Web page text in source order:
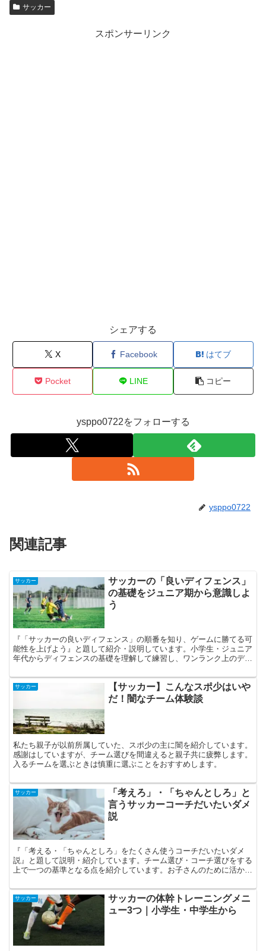
サッカー
スポンサーリンク
シェアする
X Facebook はてブ
Pocket LINE コピー
ysppo0722をフォローする
ysppo0722
関連記事
サッカー
サッカーの「良いディフェンス」
の基礎をジュニア期から意識しよ
う
『「サッカーの良いディフェンス」の順番を知り、ゲームに勝てる可
能性を上げよう』と題して紹介・説明しています。小学生・ジュニア
年代からディフェンスの基礎を理解して練習し、ワンランク上のディ
サッカー
【サッカー】こんなスポ少はいや
だ！闇なチーム体験談
私たち親子が以前所属していた、スポ少の主に闇を紹介しています。
感謝はしていますが、チーム選びを間違えると親子共に疲弊します。
入るチームを選ぶときは慎重に選ぶことをおすすめします。
サッカー
「考えろ」・「ちゃんとしろ」と
言うサッカーコーチだいたいダメ
説
『「考える・「ちゃんとしろ」をたくさん使うコーチだいたいダメ
説』と題して説明・紹介しています。チーム選び・コーチ選びをする
上で一つの基準となる点を紹介しています。お子さんのために活かし
サッカー
サッカーの体幹トレーニングメニ
ュー3つ｜小学生・中学生から